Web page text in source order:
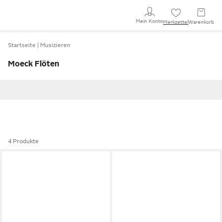
Mein KontoMerkzettel Warenkorb
Startseite Musizieren
Moeck Flöten
4 Produkte